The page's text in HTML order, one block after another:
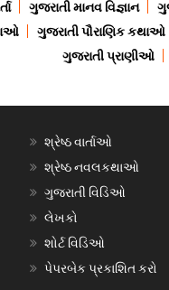
ગુજરાતી માનવ વિજ્ઞાન
ગુજરાતી પૌરાણિક કથાઓ
ગુજરાતી પ્રાણીઓ
શ્રેષ્ઠ વાર્તાઓ
શ્રેષ્ઠ નવલકથાઓ
ગુજરાતી વિડિઓ
લેખકો
શોર્ટ વિડિઓ
પેપરબેક પ્રકાશિત કરો